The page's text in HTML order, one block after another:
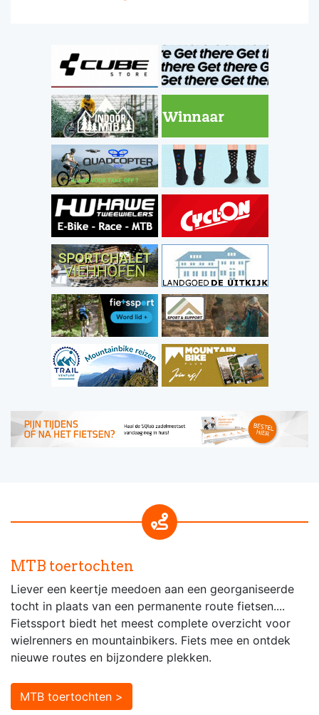
MTB toertochten
Liever een keertje meedoen aan een georganiseerde
tocht in plaats van een permanente route fietsen....
Fietssport biedt het meest complete overzicht voor
wielrenners en mountainbikers. Fiets mee en ontdek
nieuwe routes en bijzondere plekken.
MTB toertochten >